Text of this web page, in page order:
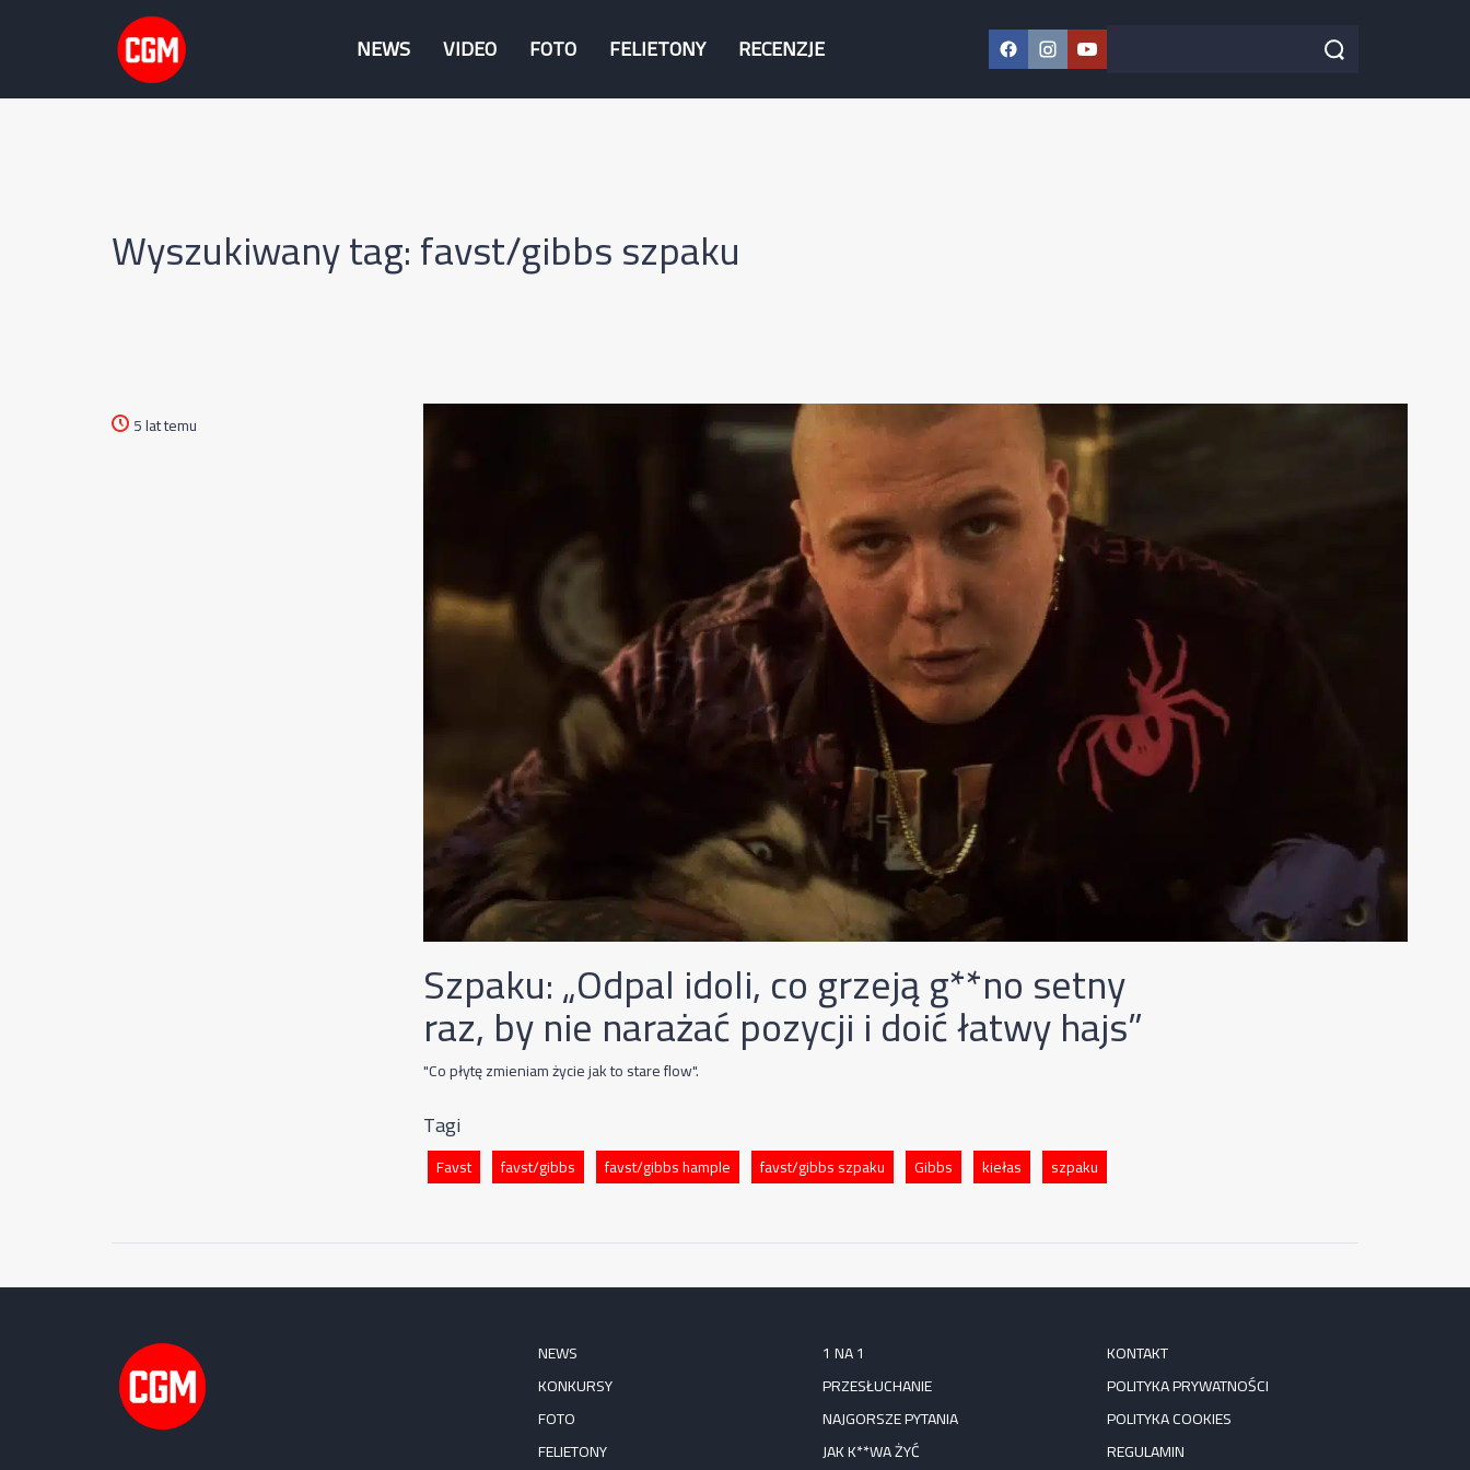
NEWS VIDEO FOTO FELIETONY RECENZJE Facebook
Instagram
YouTube
Szukaj w serwisie Szukaj
Wyszukiwany tag: favst/gibbs szpaku
5 lat temu
Szpaku: „Odpal idoli, co grzeją g**no setny
raz, by nie narażać pozycji i doić łatwy hajs”
"Co płytę zmieniam życie jak to stare flow".
Tagi
Favst favst/gibbs favst/gibbs hample favst/gibbs szpaku Gibbs kiełas szpaku
NEWS
KONKURSY
FOTO
FELIETONY
1 NA 1
PRZESŁUCHANIE
NAJGORSZE PYTANIA
JAK K**WA ŻYĆ
KONTAKT
POLITYKA PRYWATNOŚCI
POLITYKA COOKIES
REGULAMIN